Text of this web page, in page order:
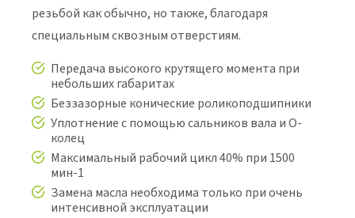
резьбой как обычно, но также, благодаря
специальным сквозным отверстиям.
Передача высокого крутящего момента при
небольших габаритах
Беззазорные конические роликоподшипники
Уплотнение с помощью сальников вала и О-
колец
Максимальный рабочий цикл 40% при 1500
мин-1
Замена масла необходима только при очень
интенсивной эксплуатации